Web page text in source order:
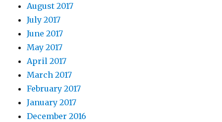
August 2017
July 2017
June 2017
May 2017
April 2017
March 2017
February 2017
January 2017
December 2016